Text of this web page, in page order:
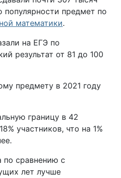
популярности предмет по
математики.
на ЕГЭ по
результат от 81 до 100
предмету в 2021 году
границу в 42
участников, что на 1%
по сравнению с
лет лучше